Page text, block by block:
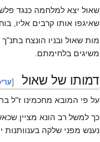
שאול יצא למלחמה כנגד
שאיגפו אותו קרבים אליו,
מות שאול ובניו הונצח
משיגים בלחימתם.
דמותו של שאול [
על פי המובא מחכמינו ז"ל
כך למשל רב הונא מציין
נענש מפני שלקה בענוותנות